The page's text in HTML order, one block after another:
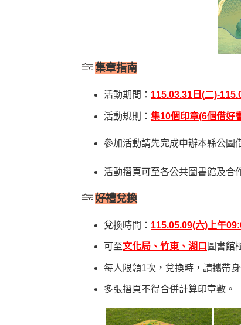
集章指南
活動期間： 115.03.31日(二)-
活動規則： 集10個印章(6個借好
參加活動請先完成申辦本縣公圖
活動摺頁可至各公共圖書館及合
好禮兌換
兌換時間： 115.05.09(六)上午
可至文化局、竹東、湖口 圖書館
每人限領1次，兌換時，請攜帶
多張摺頁不得合併計算印章數。